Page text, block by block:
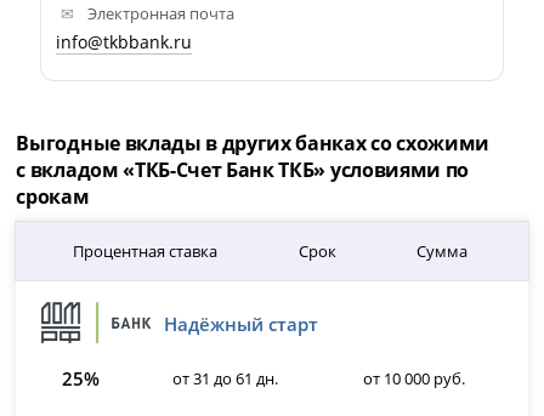
Электронная почта
info@tkbbank.ru
Выгодные вклады в других банках со схожими
с вкладом «ТКБ-Счет Банк ТКБ» условиями по
срокам
Процентная ставка Срок Сумма
Надёжный старт
25% от 31 до 61 дн. от 10 000 руб.